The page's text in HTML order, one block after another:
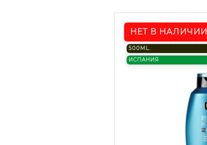
НЕТ В НАЛИЧИИ
500ML.
ИСПАНИЯ